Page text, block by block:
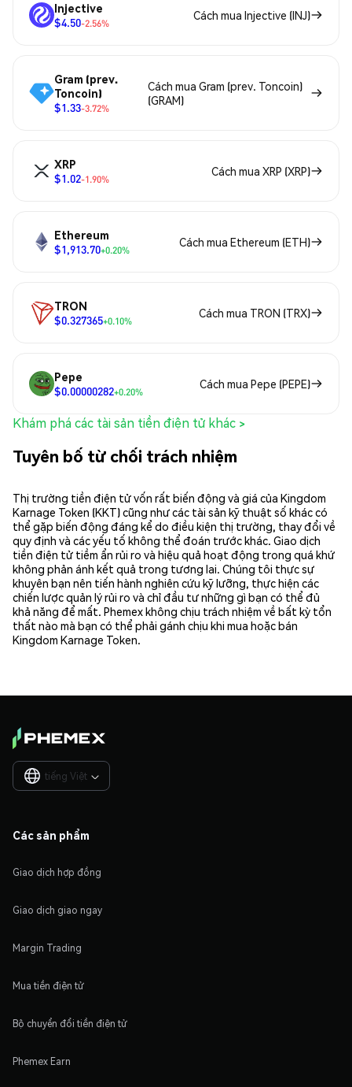
Injective
$4.50-2.56%
Cách mua Injective (INJ)
Gram (prev.
Toncoin)
$1.33-3.72%
Cách mua Gram (prev. Toncoin)
(GRAM)
XRP
$1.02-1.90%
Cách mua XRP (XRP)
Ethereum
$1,913.70+0.20%
Cách mua Ethereum (ETH)
TRON
$0.327365+0.10%
Cách mua TRON (TRX)
Pepe
$0.00000282+0.20%
Cách mua Pepe (PEPE)
Khám phá các tài sản tiền điện tử khác >
Tuyên bố từ chối trách nhiệm
Thị trường tiền điện tử vốn rất biến động và giá của Kingdom
Karnage Token (KKT) cũng như các tài sản kỹ thuật số khác có
thể gặp biến động đáng kể do điều kiện thị trường, thay đổi về
quy định và các yếu tố không thể đoán trước khác. Giao dịch
tiền điện tử tiềm ẩn rủi ro và hiệu quả hoạt động trong quá khứ
không phản ánh kết quả trong tương lai. Chúng tôi thực sự
khuyên bạn nên tiến hành nghiên cứu kỹ lưỡng, thực hiện các
chiến lược quản lý rủi ro và chỉ đầu tư những gì bạn có thể đủ
khả năng để mất. Phemex không chịu trách nhiệm về bất kỳ tổn
thất nào mà bạn có thể phải gánh chịu khi mua hoặc bán
Kingdom Karnage Token.
tiếng Việt 
Các sản phẩm
Giao dịch hợp đồng
Giao dịch giao ngay
Margin Trading
Mua tiền điện tử
Bộ chuyển đổi tiền điện tử
Phemex Earn